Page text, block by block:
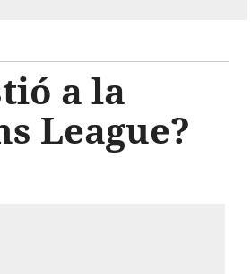
a la
League?